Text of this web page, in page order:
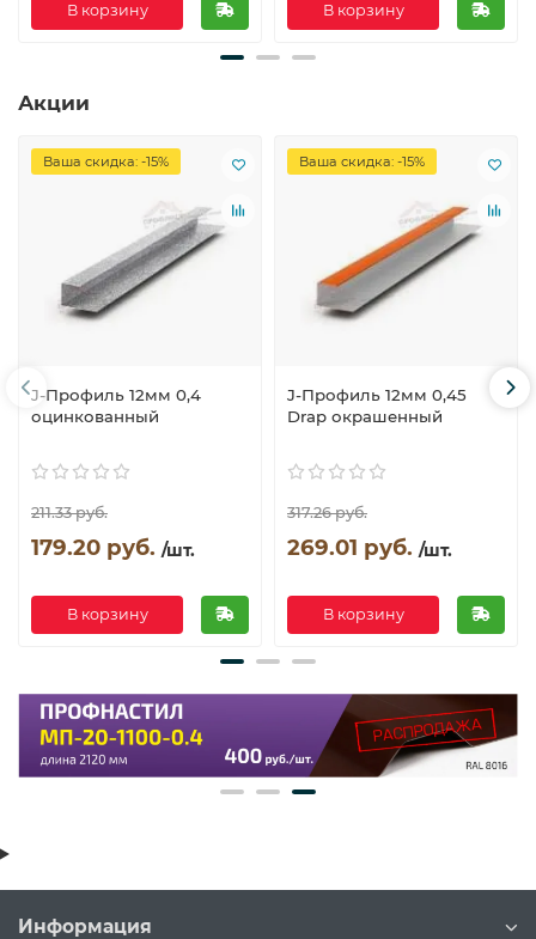
В корзину В корзину
Акции
Ваша скидка: -15%
J-Профиль 12мм 0,4
оцинкованный
211.33 руб.
179.20 руб. /шт.
В корзину
Ваша скидка: -15%
J-Профиль 12мм 0,45
Drap окрашенный
317.26 руб.
269.01 руб. /шт.
В корзину
Информация